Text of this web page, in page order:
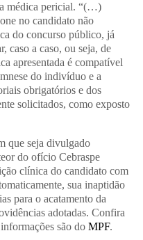
médica pericial. “(…)
no candidato não
do concurso público, já
caso a caso, ou seja, de
apresentada é compatível
do indivíduo e a
obrigatórios e dos
solicitados, como exposto
que seja divulgado
do ofício Cebraspe
clínica do candidato com
sua inaptidão
para o acatamento da
adotadas. Confira
são do MPF.